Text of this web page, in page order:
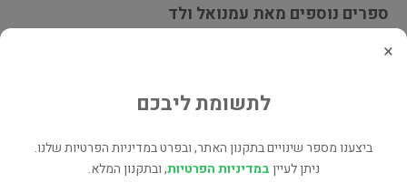
ספרים נוספים מאת עמנואל ולד
×
לתשומת ליבכם
ביצענו מספר שינויים בתקנון האתר, ובפרט במדיניות הפרטיות שלנו.
ניתן לעייןבמדיניות הפרטיות, ובתקנון המלא.